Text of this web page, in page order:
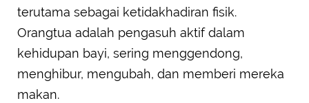
terutama sebagai ketidakhadiran fisik.
Orangtua adalah pengasuh aktif dalam
kehidupan bayi, sering menggendong,
menghibur, mengubah, dan memberi mereka
makan.